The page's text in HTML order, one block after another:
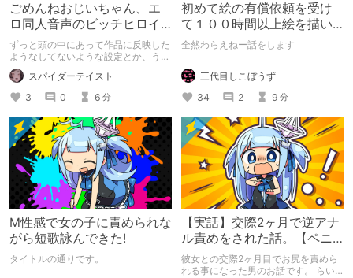
ごめんねおじいちゃん、エ
ロ同人音声のビッチヒロイ
ンに名前使って～過去作品
コンセプトを思い出そう～
ずっと頭の中にあって作品に反映した
ようなしてないような設定とか、うち
のヒロイン達の名づけの法則とかを頭
の中の映●研の金●さんに「そこにあ
っちゃいけねえんだよ」といわれたの
でとりあえず垂れ流します。
スパイダーテイスト
3
0 6 分
初めて絵の有償依頼を受け
て１００時間以上絵を描い
た話
全然わらえねー話をします
三代目しこぼうず
34
2 9 分
M性感で女の子に責められな
がら短歌詠んできた!
タイトルの通りです。
【実話】交際2ヶ月で逆アナ
ル責めをされた話。【ペニ
バン】
彼女との交際2ヶ月目でお尻を責めら
れる事になった男のお話です。 らい